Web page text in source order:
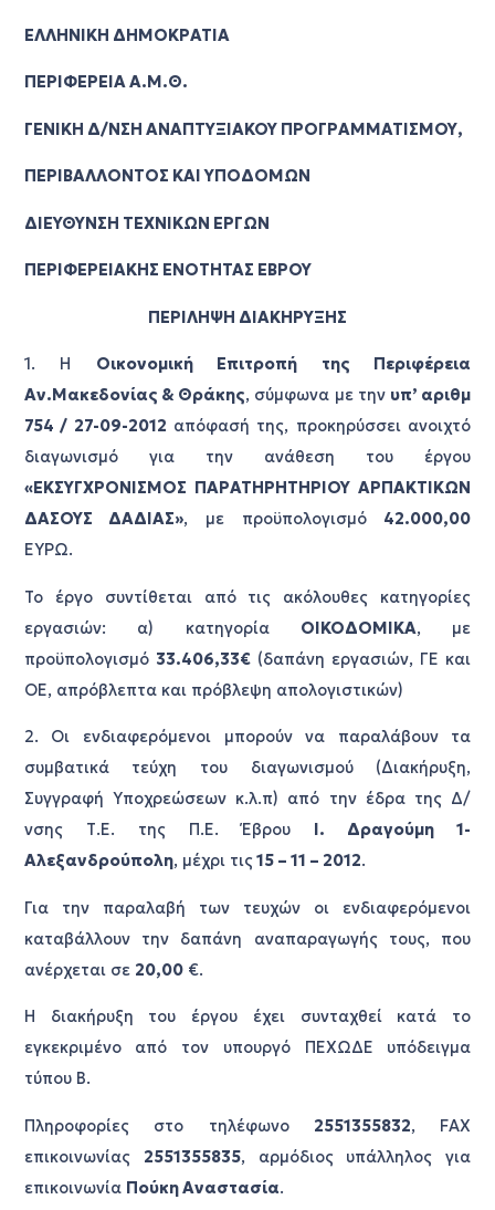
ΕΛΛΗΝΙΚΗ ΔΗΜΟΚΡΑΤΙΑ
ΠΕΡΙΦΕΡΕΙΑ Α.Μ.Θ.
ΓΕΝΙΚΗ Δ/ΝΣΗ ΑΝΑΠΤΥΞΙΑΚΟΥ ΠΡΟΓΡΑΜΜΑΤΙΣΜΟΥ,
ΠΕΡΙΒΑΛΛΟΝΤΟΣ ΚΑΙ ΥΠΟΔΟΜΩΝ
ΔΙΕΥΘΥΝΣΗ ΤΕΧΝΙΚΩΝ ΕΡΓΩΝ
ΠΕΡΙΦΕΡΕΙΑΚΗΣ ΕΝΟΤΗΤΑΣ ΕΒΡΟΥ
ΠΕΡΙΛΗΨΗ ΔΙΑΚΗΡΥΞΗΣ
1. Η Οικονομική Επιτροπή της Περιφέρεια
Αν.Μακεδονίας & Θράκης, σύμφωνα με την υπ’ αριθμ
754 / 27-09-2012 απόφασή της, προκηρύσσει ανοιχτό
διαγωνισμό για την ανάθεση του έργου
«ΕΚΣΥΓΧΡΟΝΙΣΜΟΣ ΠΑΡΑΤΗΡΗΤΗΡΙΟΥ ΑΡΠΑΚΤΙΚΩΝ
ΔΑΣΟΥΣ ΔΑΔΙΑΣ», με προϋπολογισμό 42.000,00
ΕΥΡΩ.
Το έργο συντίθεται από τις ακόλουθες κατηγορίες
εργασιών: α) κατηγορία ΟΙΚΟΔΟΜΙΚΑ, με
προϋπολογισμό 33.406,33€(δαπάνη εργασιών, ΓΕ και
ΟΕ, απρόβλεπτα και πρόβλεψη απολογιστικών)
2. Οι ενδιαφερόμενοι μπορούν να παραλάβουν τα
συμβατικά τεύχη του διαγωνισμού (Διακήρυξη,
Συγγραφή Υποχρεώσεων κ.λ.π) από την έδρα της Δ/
νσης Τ.Ε. της Π.Ε. Έβρου Ι. Δραγούμη 1-
Αλεξανδρούπολη, μέχρι τις 15 – 11 – 2012.
Για την παραλαβή των τευχών οι ενδιαφερόμενοι
καταβάλλουν την δαπάνη αναπαραγωγής τους, που
ανέρχεται σε 20,00€.
Η διακήρυξη του έργου έχει συνταχθεί κατά το
εγκεκριμένο από τον υπουργό ΠΕΧΩΔΕ υπόδειγμα
τύπου Β.
Πληροφορίες στο τηλέφωνο 2551355832, FAX
επικοινωνίας 2551355835, αρμόδιος υπάλληλος για
επικοινωνία Πούκη Αναστασία.